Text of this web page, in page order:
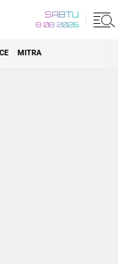
SABTU
8 08 2026
MITRA